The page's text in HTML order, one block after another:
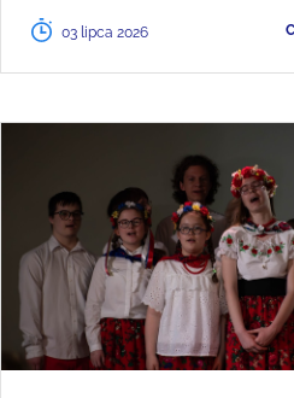
03 lipca 2026